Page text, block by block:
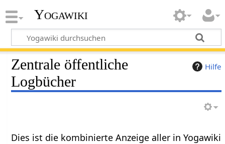
Yogawiki
Hilfe
Zentrale öffentliche
Logbücher
Dies ist die kombinierte Anzeige aller in Yogawiki